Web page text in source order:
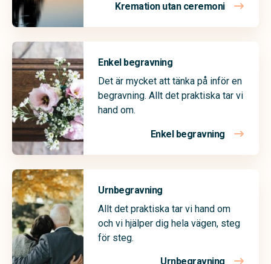
Kremation utan ceremoni
Enkel begravning
Det är mycket att tänka på inför en
begravning. Allt det praktiska tar vi
hand om.
Enkel begravning
Urnbegravning
Allt det praktiska tar vi hand om
och vi hjälper dig hela vägen, steg
för steg.
Urnbegravning